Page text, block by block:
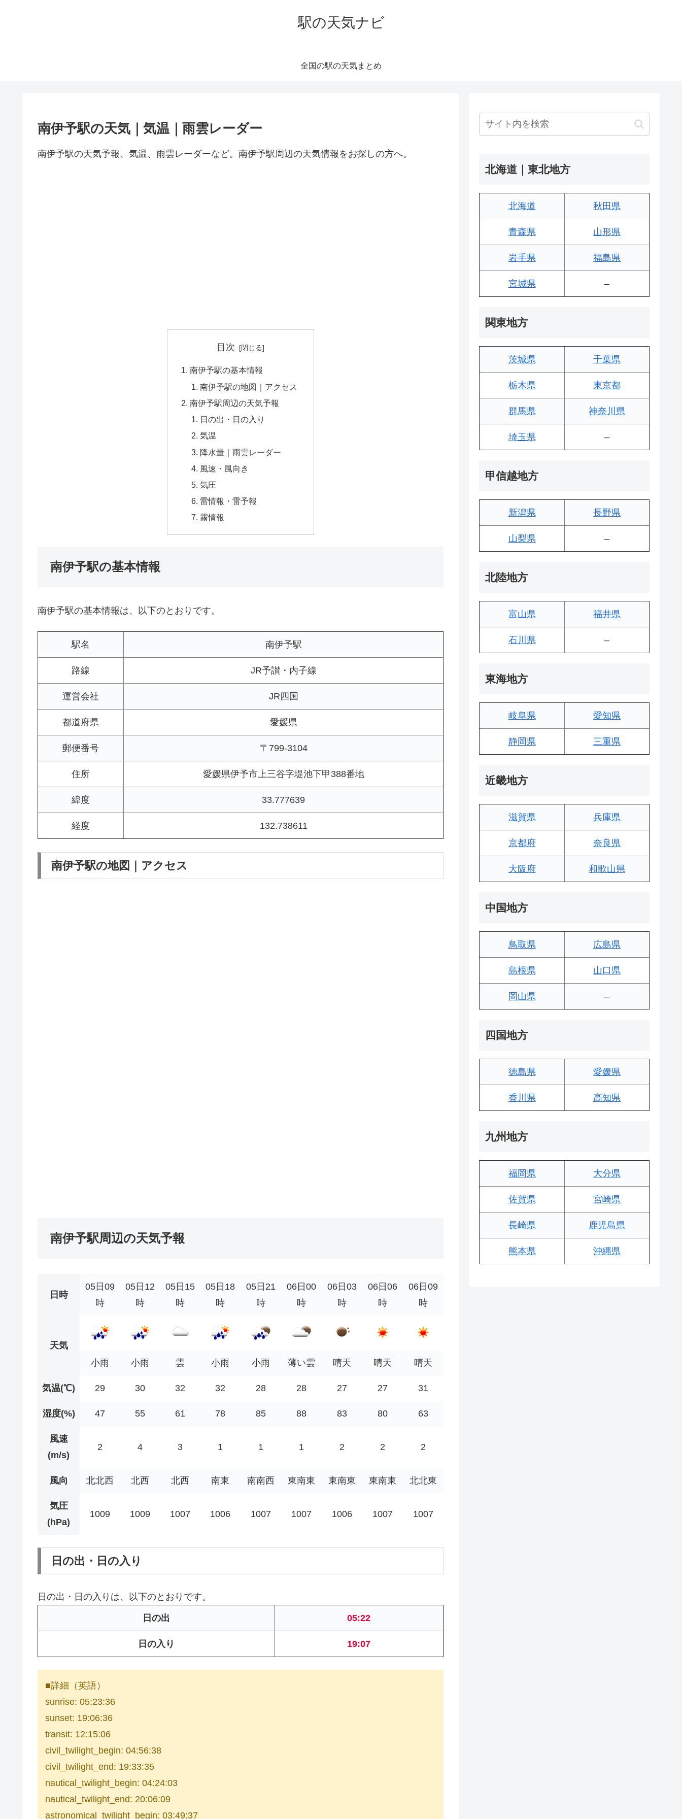
駅の天気ナビ
全国の駅の天気まとめ
南伊予駅の天気｜気温｜雨雲レーダー
南伊予駅の天気予報、気温、雨雲レーダーなど。南伊予駅周辺の天気情報をお探しの方へ。
目次
南伊予駅の基本情報
南伊予駅の地図｜アクセス
南伊予駅周辺の天気予報
日の出・日の入り
気温
降水量｜雨雲レーダー
風速・風向き
気圧
雷情報・雷予報
霧情報
南伊予駅の基本情報
南伊予駅の基本情報は、以下のとおりです。
駅名 南伊予駅
路線 JR予讃・内子線
運営会社 JR四国
都道府県 愛媛県
郵便番号 〒799-3104
住所 愛媛県伊予市上三谷字堤池下甲388番地
緯度 33.777639
経度 132.738611
南伊予駅の地図｜アクセス
南伊予駅周辺の天気予報
日時
05日09
時
05日12
時
05日15
時
05日18
時
05日21
時
06日00
時
06日03
時
06日06
時
06日09
時
天気
小雨
小雨 雲 小雨 小雨 薄い雲 晴天 晴天 晴天
気温(℃) 29 30 32 32 28 28 27 27 31
湿度(%) 47 55 61 78 85 88 83 80 63
風速
(m/s)
2 4 3 1 1 1 2 2 2
風向 北北西 北西 北西 南東 南南西 東南東 東南東 東南東 北北東
気圧
(hPa)
1009 1009 1007 1006 1007 1007 1006 1007 1007
日の出・日の入り
日の出・日の入りは、以下のとおりです。
日の出 05:22
日の入り 19:07
■詳細（英語）
sunrise: 05:23:36
sunset: 19:06:36
transit: 12:15:06
civil_twilight_begin: 04:56:38
civil_twilight_end: 19:33:35
nautical_twilight_begin: 04:24:03
nautical_twilight_end: 20:06:09
astronomical_twilight_begin: 03:49:37
北海道｜東北地方
北海道 秋田県
青森県 山形県
岩手県 福島県
宮城県 –
関東地方
茨城県 千葉県
栃木県 東京都
群馬県 神奈川県
埼玉県 –
甲信越地方
新潟県 長野県
山梨県 –
北陸地方
富山県 福井県
石川県 –
東海地方
岐阜県 愛知県
静岡県 三重県
近畿地方
滋賀県 兵庫県
京都府 奈良県
大阪府 和歌山県
中国地方
鳥取県 広島県
島根県 山口県
岡山県 –
四国地方
徳島県 愛媛県
香川県 高知県
九州地方
福岡県 大分県
佐賀県 宮崎県
長崎県 鹿児島県
熊本県 沖縄県